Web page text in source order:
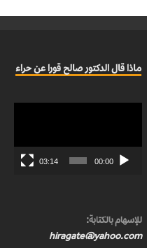
ماذا قال الدكتور صالح قورا عن حراء
00:00
03:14
للإسهام بالكتابة:
hiragate@yahoo.com